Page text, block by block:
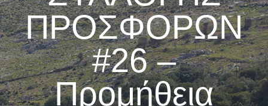
ΠΡΟΣΦΟΡΩΝ
#26 –
Προμήθεια